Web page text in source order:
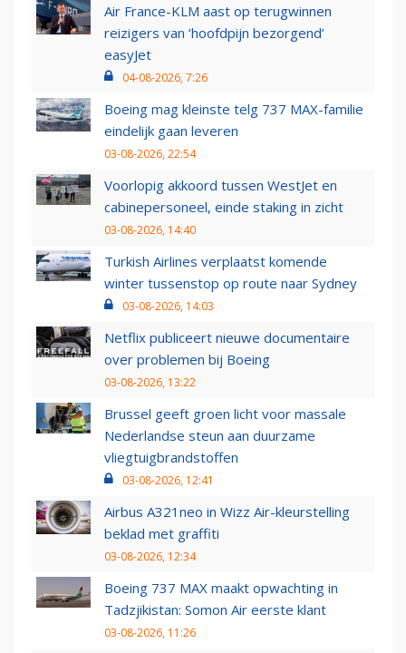
Air France-KLM aast op terugwinnen
reizigers van ‘hoofdpijn bezorgend’
easyJet
04-08-2026, 7:26
Boeing mag kleinste telg 737 MAX-familie
eindelijk gaan leveren
03-08-2026, 22:54
Voorlopig akkoord tussen WestJet en
cabinepersoneel, einde staking in zicht
03-08-2026, 14:40
Turkish Airlines verplaatst komende
winter tussenstop op route naar Sydney
03-08-2026, 14:03
Netflix publiceert nieuwe documentaire
over problemen bij Boeing
03-08-2026, 13:22
Brussel geeft groen licht voor massale
Nederlandse steun aan duurzame
vliegtuigbrandstoffen
03-08-2026, 12:41
Airbus A321neo in Wizz Air-kleurstelling
beklad met graffiti
03-08-2026, 12:34
Boeing 737 MAX maakt opwachting in
Tadzjikistan: Somon Air eerste klant
03-08-2026, 11:26